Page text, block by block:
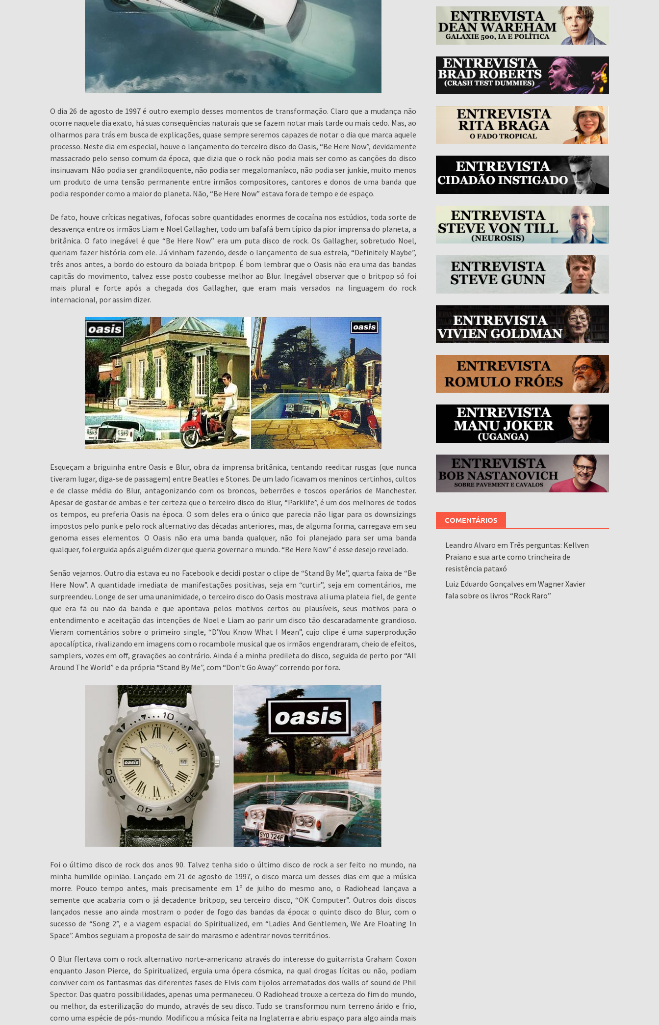
O dia 26 de agosto de 1997 é outro exemplo desses momentos de transformação. Claro que a mudança não
ocorre naquele dia exato, há suas consequências naturais que se fazem notar mais tarde ou mais cedo. Mas, ao
olharmos para trás em busca de explicações, quase sempre seremos capazes de notar o dia que marca aquele
processo. Neste dia em especial, houve o lançamento do terceiro disco do Oasis, “Be Here Now”, devidamente
massacrado pelo senso comum da época, que dizia que o rock não podia mais ser como as canções do disco
insinuavam. Não podia ser grandiloquente, não podia ser megalomaníaco, não podia ser junkie, muito menos
um produto de uma tensão permanente entre irmãos compositores, cantores e donos de uma banda que
podia responder como a maior do planeta. Não, “Be Here Now” estava fora de tempo e de espaço.
De fato, houve críticas negativas, fofocas sobre quantidades enormes de cocaína nos estúdios, toda sorte de
desavença entre os irmãos Liam e Noel Gallagher, todo um bafafá bem típico da pior imprensa do planeta, a
britânica. O fato inegável é que “Be Here Now” era um puta disco de rock. Os Gallagher, sobretudo Noel,
queriam fazer história com ele. Já vinham fazendo, desde o lançamento de sua estreia, “Definitely Maybe”,
três anos antes, a bordo do estouro da boiada britpop. É bom lembrar que o Oasis não era uma das bandas
capitãs do movimento, talvez esse posto coubesse melhor ao Blur. Inegável observar que o britpop só foi
mais plural e forte após a chegada dos Gallagher, que eram mais versados na linguagem do rock
internacional, por assim dizer.
Esqueçam a briguinha entre Oasis e Blur, obra da imprensa britânica, tentando reeditar rusgas (que nunca
tiveram lugar, diga-se de passagem) entre Beatles e Stones. De um lado ficavam os meninos certinhos, cultos
e de classe média do Blur, antagonizando com os broncos, beberrões e toscos operários de Manchester.
Apesar de gostar de ambas e ter certeza que o terceiro disco do Blur, “Parklife”, é um dos melhores de todos
os tempos, eu preferia Oasis na época. O som deles era o único que parecia não ligar para os downsizings
impostos pelo punk e pelo rock alternativo das décadas anteriores, mas, de alguma forma, carregava em seu
genoma esses elementos. O Oasis não era uma banda qualquer, não foi planejado para ser uma banda
qualquer, foi erguida após alguém dizer que queria governar o mundo. “Be Here Now” é esse desejo revelado.
Senão vejamos. Outro dia estava eu no Facebook e decidi postar o clipe de “Stand By Me”, quarta faixa de “Be
Here Now”. A quantidade imediata de manifestações positivas, seja em “curtir”, seja em comentários, me
surpreendeu. Longe de ser uma unanimidade, o terceiro disco do Oasis mostrava ali uma plateia fiel, de gente
que era fã ou não da banda e que apontava pelos motivos certos ou plausíveis, seus motivos para o
entendimento e aceitação das intenções de Noel e Liam ao parir um disco tão descaradamente grandioso.
Vieram comentários sobre o primeiro single, “D’You Know What I Mean”, cujo clipe é uma superprodução
apocalíptica, rivalizando em imagens com o rocambole musical que os irmãos engendraram, cheio de efeitos,
samplers, vozes em off, gravações ao contrário. Ainda é a minha predileta do disco, seguida de perto por “All
Around The World” e da própria “Stand By Me”, com “Don’t Go Away” correndo por fora.
Foi o último disco de rock dos anos 90. Talvez tenha sido o último disco de rock a ser feito no mundo, na
minha humilde opinião. Lançado em 21 de agosto de 1997, o disco marca um desses dias em que a música
morre. Pouco tempo antes, mais precisamente em 1º de julho do mesmo ano, o Radiohead lançava a
semente que acabaria com o já decadente britpop, seu terceiro disco, “OK Computer”. Outros dois discos
lançados nesse ano ainda mostram o poder de fogo das bandas da época: o quinto disco do Blur, com o
sucesso de “Song 2”, e a viagem espacial do Spiritualized, em “Ladies And Gentlemen, We Are Floating In
Space”. Ambos seguiam a proposta de sair do marasmo e adentrar novos territórios.
O Blur flertava com o rock alternativo norte-americano através do interesse do guitarrista Graham Coxon
enquanto Jason Pierce, do Spiritualized, erguia uma ópera cósmica, na qual drogas lícitas ou não, podiam
conviver com os fantasmas das diferentes fases de Elvis com tijolos arrematados dos walls of sound de Phil
Spector. Das quatro possibilidades, apenas uma permaneceu. O Radiohead trouxe a certeza do fim do mundo,
ou melhor, da esterilização do mundo, através de seu disco. Tudo se transformou num terreno árido e frio,
como uma espécie de pós-mundo. Modificou a música feita na Inglaterra e abriu espaço para algo ainda mais
COMENTÁRIOS
Leandro Alvaro em Três perguntas: Kellven
Praiano e sua arte como trincheira de
resistência pataxó
Luiz Eduardo Gonçalves em Wagner Xavier
fala sobre os livros “Rock Raro”